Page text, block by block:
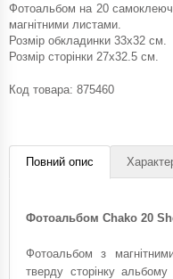
Фотоальбом на 20
магнітними листами.
Розмір обкладинки 33х32 см.
Розмір сторінки 27х32.5 см.
Код товара: 875460
Повний опис
Фотоальбом Chako 20
Фотоальбом з
тверду сторінку